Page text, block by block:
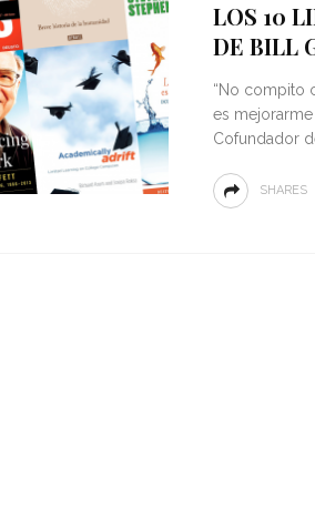
LOS 10
DE BILL
“No compito
es
Cofundador
SHARES